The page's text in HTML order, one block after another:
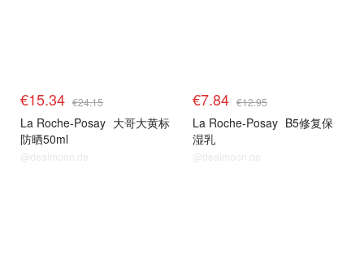
€15.34 €24.15
La Roche-Posay 大哥大黄标
防晒50ml
@dealmoon.de
€7.84 €12.95
La Roche-Posay B5修复保
湿乳
@dealmoon.de